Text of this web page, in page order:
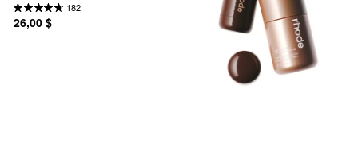
182
26,00 $